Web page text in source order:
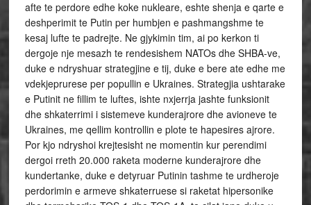
afte te perdore edhe koke nukleare, eshte shenja e qarte e
deshperimit te Putin per humbjen e pashmangshme te
kesaj lufte te padrejte. Ne gjykimin tim, ai po kerkon ti
dergoje nje mesazh te rendesishem NATOs dhe SHBA-ve,
duke e ndryshuar strategjine e tij, duke e bere ate edhe me
vdekjeprurese per popullin e Ukraines. Strategjia ushtarake
e Putinit ne fillim te luftes, ishte nxjerrja jashte funksionit
dhe shkaterrimi i sistemeve kunderajrore dhe avioneve te
Ukraines, me qellim kontrollin e plote te hapesires ajrore.
Por kjo ndryshoi krejtesisht ne momentin kur perendimi
dergoi rreth 20.000 raketa moderne kunderajrore dhe
kundertanke, duke e detyruar Putinin tashme te urdheroje
perdorimin e armeve shkaterruese si raketat hipersonike